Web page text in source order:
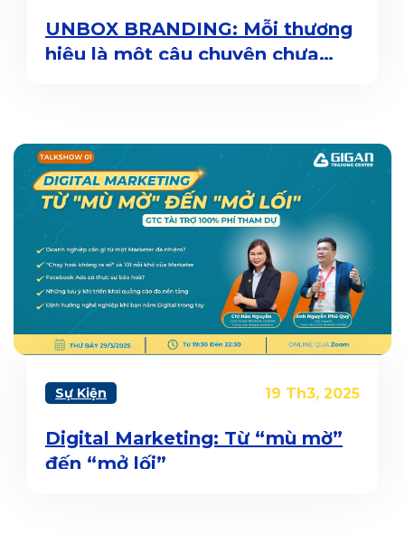
UNBOX BRANDING: Mỗi thương
hiệu là một câu chuyện chưa
Sự Kiện 19 Th3, 2025
Digital Marketing: Từ “mù mờ”
đến “mở lối”